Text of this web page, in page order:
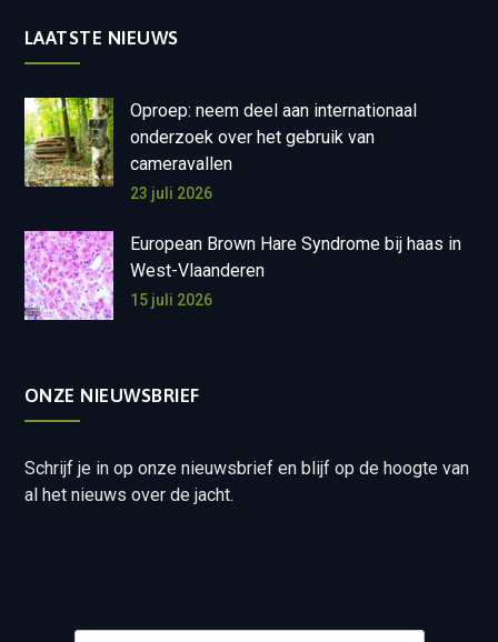
LAATSTE NIEUWS
Oproep: neem deel aan internationaal
onderzoek over het gebruik van
cameravallen
23 juli 2026
European Brown Hare Syndrome bij haas in
West-Vlaanderen
15 juli 2026
ONZE NIEUWSBRIEF
Schrijf je in op onze nieuwsbrief en blijf op de hoogte van
al het nieuws over de jacht.